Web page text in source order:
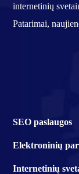
internetinių
Patarimai,
SEO paslaugos
Elektroninių
Internetinių